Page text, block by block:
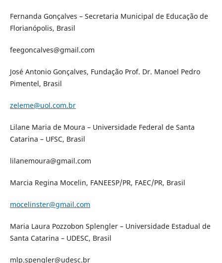
Fernanda Gonçalves – Secretaria Municipal de Educação de
Florianópolis, Brasil
feegoncalves@gmail.com
José Antonio Gonçalves, Fundação Prof. Dr. Manoel Pedro
Pimentel, Brasil
zeleme@uol.com.br
Lilane Maria de Moura – Universidade Federal de Santa
Catarina – UFSC, Brasil
lilanemoura@gmail.com
Marcia Regina Mocelin, FANEESP/PR, FAEC/PR, Brasil
mocelinster@gmail.com
Maria Laura Pozzobon Splengler – Universidade Estadual de
Santa Catarina – UDESC, Brasil
mlp.spengler@udesc.br